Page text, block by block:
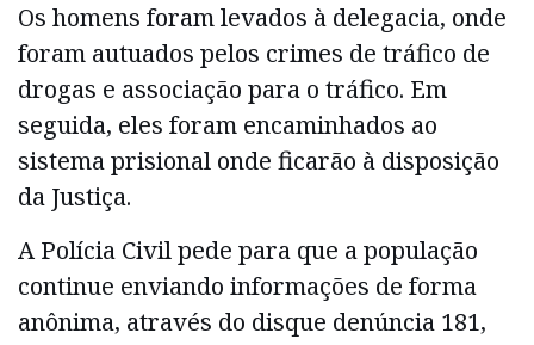
Os homens foram levados à delegacia, onde
foram autuados pelos crimes de tráfico de
drogas e associação para o tráfico. Em
seguida, eles foram encaminhados ao
sistema prisional onde ficarão à disposição
da Justiça.
A Polícia Civil pede para que a população
continue enviando informações de forma
anônima, através do disque denúncia 181,